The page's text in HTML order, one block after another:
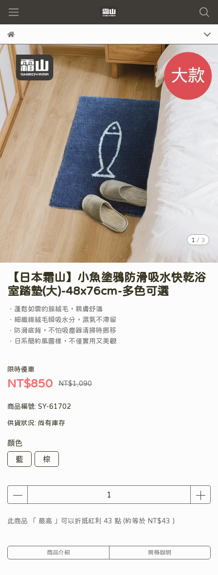
1 / 3
【日本霜山】小魚塗鴉防滑吸水快乾浴
室踏墊(大)-48x76cm-多色可選
．蓬鬆如雲的簇絨毛，親膚舒適
．細纖維絨毛瞬吸水分，濕氣不滯留
．防滑底背，不怕吸塵器清掃時挪移
．日系簡約風圖樣，不僅實用又美觀
限時優惠
NT$850 NT$1,090
商品編號: SY-61702
供貨狀況: 尚有庫存
顏色
藍
棕
此商品 「 最高 」可以折抵紅利 43 點 (約等於 NT$43 )
商品介紹 規格說明